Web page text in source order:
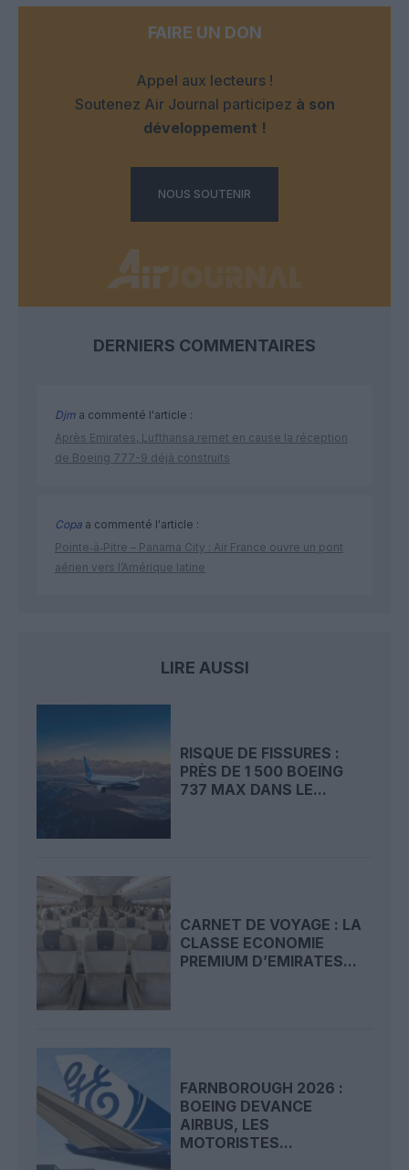
FAIRE UN DON
Appel aux lecteurs !
Soutenez Air Journal participez à son
développement !
NOUS SOUTENIR
DERNIERS COMMENTAIRES
Djm a commenté l'article :
Après Emirates, Lufthansa remet en cause la réception
de Boeing 777-9 déjà construits
Copa a commenté l'article :
Pointe‑à‑Pitre – Panama City : Air France ouvre un pont
aérien vers l’Amérique latine
LIRE AUSSI
RISQUE DE FISSURES :
PRÈS DE 1 500 BOEING
737 MAX DANS LE...
CARNET DE VOYAGE : LA
CLASSE ECONOMIE
PREMIUM D’EMIRATES...
FARNBOROUGH 2026 :
BOEING DEVANCE
AIRBUS, LES
MOTORISTES...